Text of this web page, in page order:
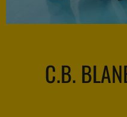
C.B.